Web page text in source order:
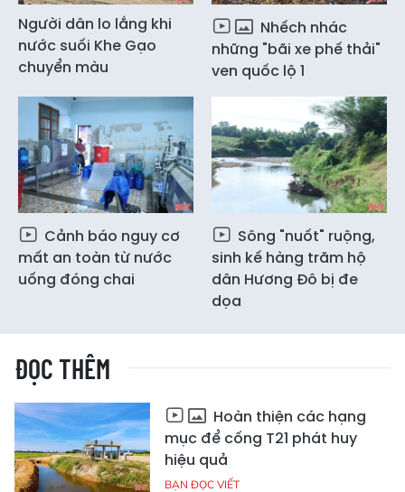
Người dân lo lắng khi
nước suối Khe Gạo
chuyển màu
Nhếch nhác
những "bãi xe phế thải"
ven quốc lộ 1
Cảnh báo nguy cơ
mất an toàn từ nước
uống đóng chai
Sông "nuốt" ruộng,
sinh kế hàng trăm hộ
dân Hương Đô bị đe
dọa
ĐỌC THÊM
Hoàn thiện các hạng
mục để cống T21 phát huy
hiệu quả
BẠN ĐỌC VIẾT